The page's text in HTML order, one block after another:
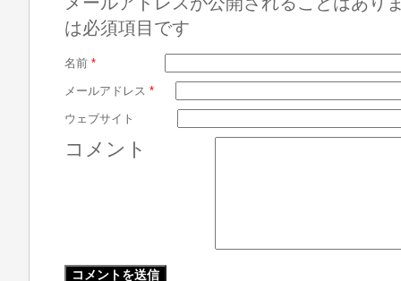
は必須項目です
名前 *
メールアドレス *
ウェブサイト
コメント